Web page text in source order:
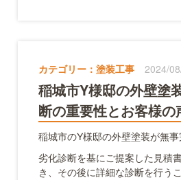
カテゴリー：塗装工事 2024/
稲城市Y様邸の外壁塗
断の重要性とお客様
稲城市のY様邸の外壁塗装が無
劣化診断を基にご提案した見積
き、その後に詳細な診断を行うこ